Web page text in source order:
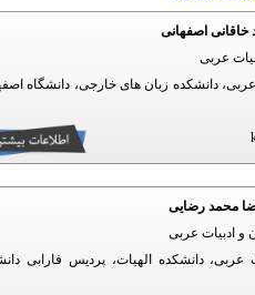
اصفهانی
دانشکده زبان های خارجی، دانشگاه اصفهان،
رضایی
عربی
دانشکده الهیات، پردیس فارابی دانشگاه